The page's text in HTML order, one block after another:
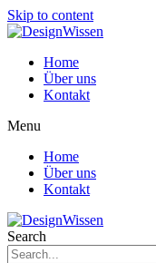
Skip to content
Home
Über uns
Kontakt
Menu
Home
Über uns
Kontakt
Search